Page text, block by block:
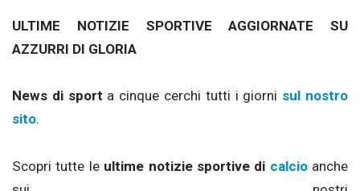
ULTIME NOTIZIE SPORTIVE AGGIORNATE SU
AZZURRI DI GLORIA
News di sport a cinque cerchi tutti i giorni sul nostro
sito.
Scopri tutte le ultime notizie sportive di calcioanche